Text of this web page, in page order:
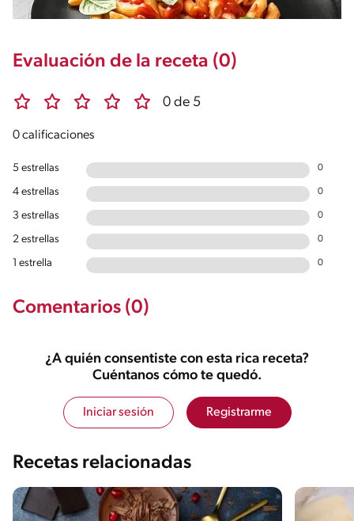
Evaluación de la receta (0)
0 de 5
0 calificaciones
5 estrellas 0
4 estrellas 0
3 estrellas 0
2 estrellas 0
1 estrella 0
Comentarios (0)
¿A quién consentiste con esta rica receta?
Cuéntanos cómo te quedó.
Iniciar sesión Registrarme
Recetas relacionadas